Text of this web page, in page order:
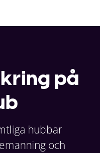
på
hubbar
och